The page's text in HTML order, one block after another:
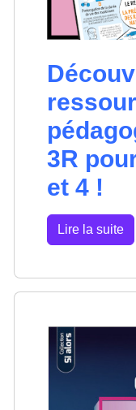
3R
et 4 !
Lire la suite